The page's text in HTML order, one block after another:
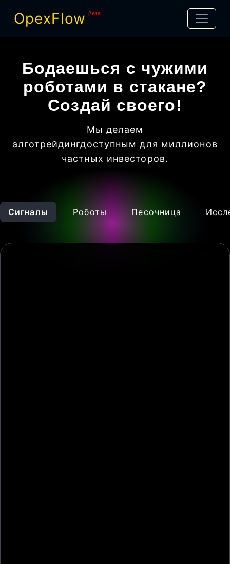
OpexFlow βeta
Бодаешься с чужими
роботами в стакане?
Создай своего!
Мы делаем
алготрейдингдоступным для миллионов
частных инвесторов.
Сигналы Роботы Песочница